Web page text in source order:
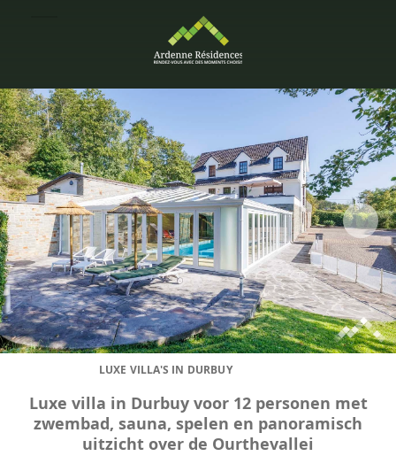
LUXE VILLA'S IN DURBUY
Luxe villa in Durbuy voor 12 personen met
zwembad, sauna, spelen en panoramisch
uitzicht over de Ourthevallei